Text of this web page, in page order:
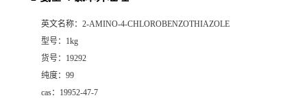
英文名称： 2-AMINO-4-CHLOROBENZOTHIAZOLE
型号： 1kg
货号： 19292
纯度： 99
cas： 19952-47-7